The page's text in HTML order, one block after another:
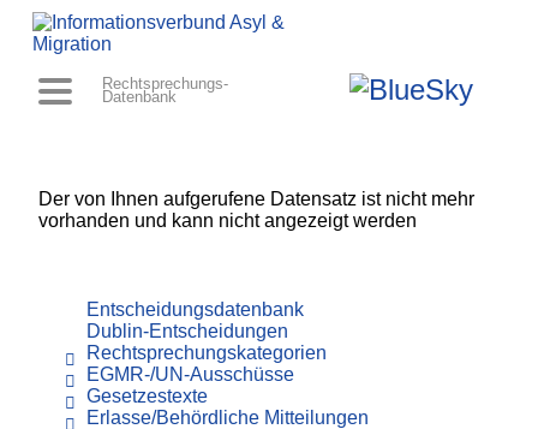
Rechtsprechungs-
Datenbank
Der von Ihnen aufgerufene Datensatz ist nicht mehr
vorhanden und kann nicht angezeigt werden
Entscheidungsdatenbank
Dublin-Entscheidungen
Rechtsprechungskategorien
EGMR-/UN-Ausschüsse
Gesetzestexte
Erlasse/Behördliche Mitteilungen